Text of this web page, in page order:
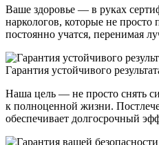
Ваше здоровье — в руках
наркологов, которые не
постоянно учатся, перенимая
Гарантия устойчивого
Наша цель — не просто снять
к полноценной жизни.
обеспечивает долгосрочный